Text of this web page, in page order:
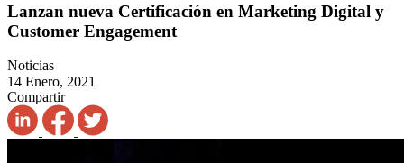
Lanzan nueva Certificación en Marketing Digital y
Customer Engagement
Noticias
14 Enero, 2021
Compartir